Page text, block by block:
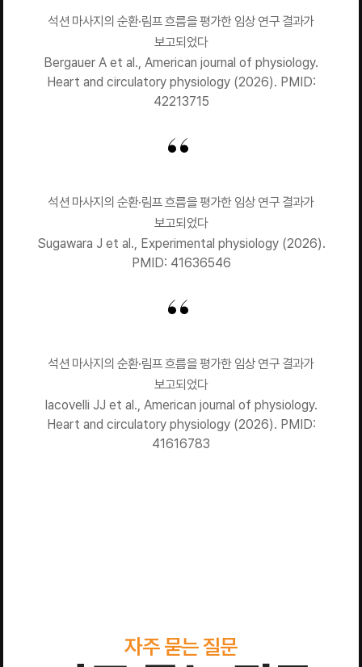
석션 마사지의 순환·림프 흐름을 평가한 임상 연구 결과가
보고되었다
Bergauer A et al., American journal of physiology.
Heart and circulatory physiology (2026). PMID:
42213715
석션 마사지의 순환·림프 흐름을 평가한 임상 연구 결과가
보고되었다
Sugawara J et al., Experimental physiology (2026).
PMID: 41636546
석션 마사지의 순환·림프 흐름을 평가한 임상 연구 결과가
보고되었다
Iacovelli JJ et al., American journal of physiology.
Heart and circulatory physiology (2026). PMID:
41616783
자주 묻는 질문